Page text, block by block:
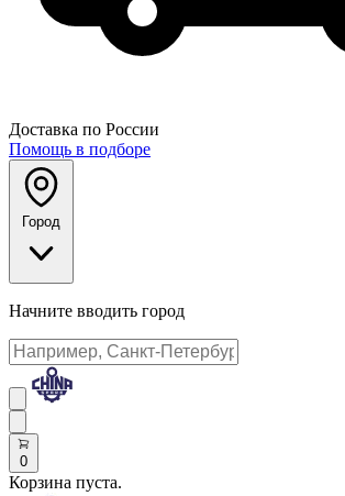
Доставка по России
Помощь в подборе
Город
Начните вводить город
0
Корзина пуста.